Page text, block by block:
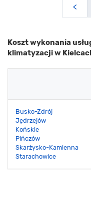
<
Koszt wykonania
klimatyzacji w
Busko-Zdrój
Jędrzejów
Końskie
Pińczów
Skarżysko-Kamienna
Starachowice